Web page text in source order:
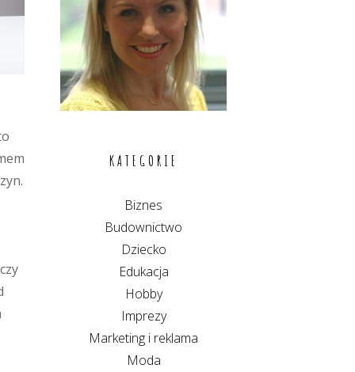
KATEGORIE
Biznes
Budownictwo
Dziecko
Edukacja
Hobby
Imprezy
Marketing i reklama
Moda